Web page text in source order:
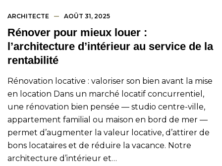
ARCHITECTE AOÛT 31, 2025
Rénover pour mieux louer :
l’architecture d’intérieur au service de la
rentabilité
Rénovation locative : valoriser son bien avant la mise
en location Dans un marché locatif concurrentiel,
une rénovation bien pensée — studio centre-ville,
appartement familial ou maison en bord de mer —
permet d’augmenter la valeur locative, d’attirer de
bons locataires et de réduire la vacance. Notre
architecture d’intérieur et…